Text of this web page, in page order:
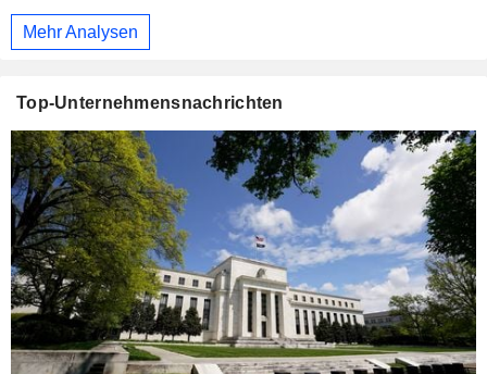
Mehr Analysen
Top-Unternehmensnachrichten